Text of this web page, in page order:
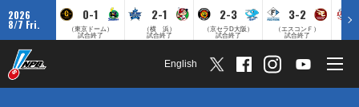
2026
8/7 Fri.
0-1
（東京ドーム）
試合終了
2-1
（横 浜）
試合終了
2-3
（京セラD大阪）
試合終了
3-2
（エスコンＦ）
試合終了
English